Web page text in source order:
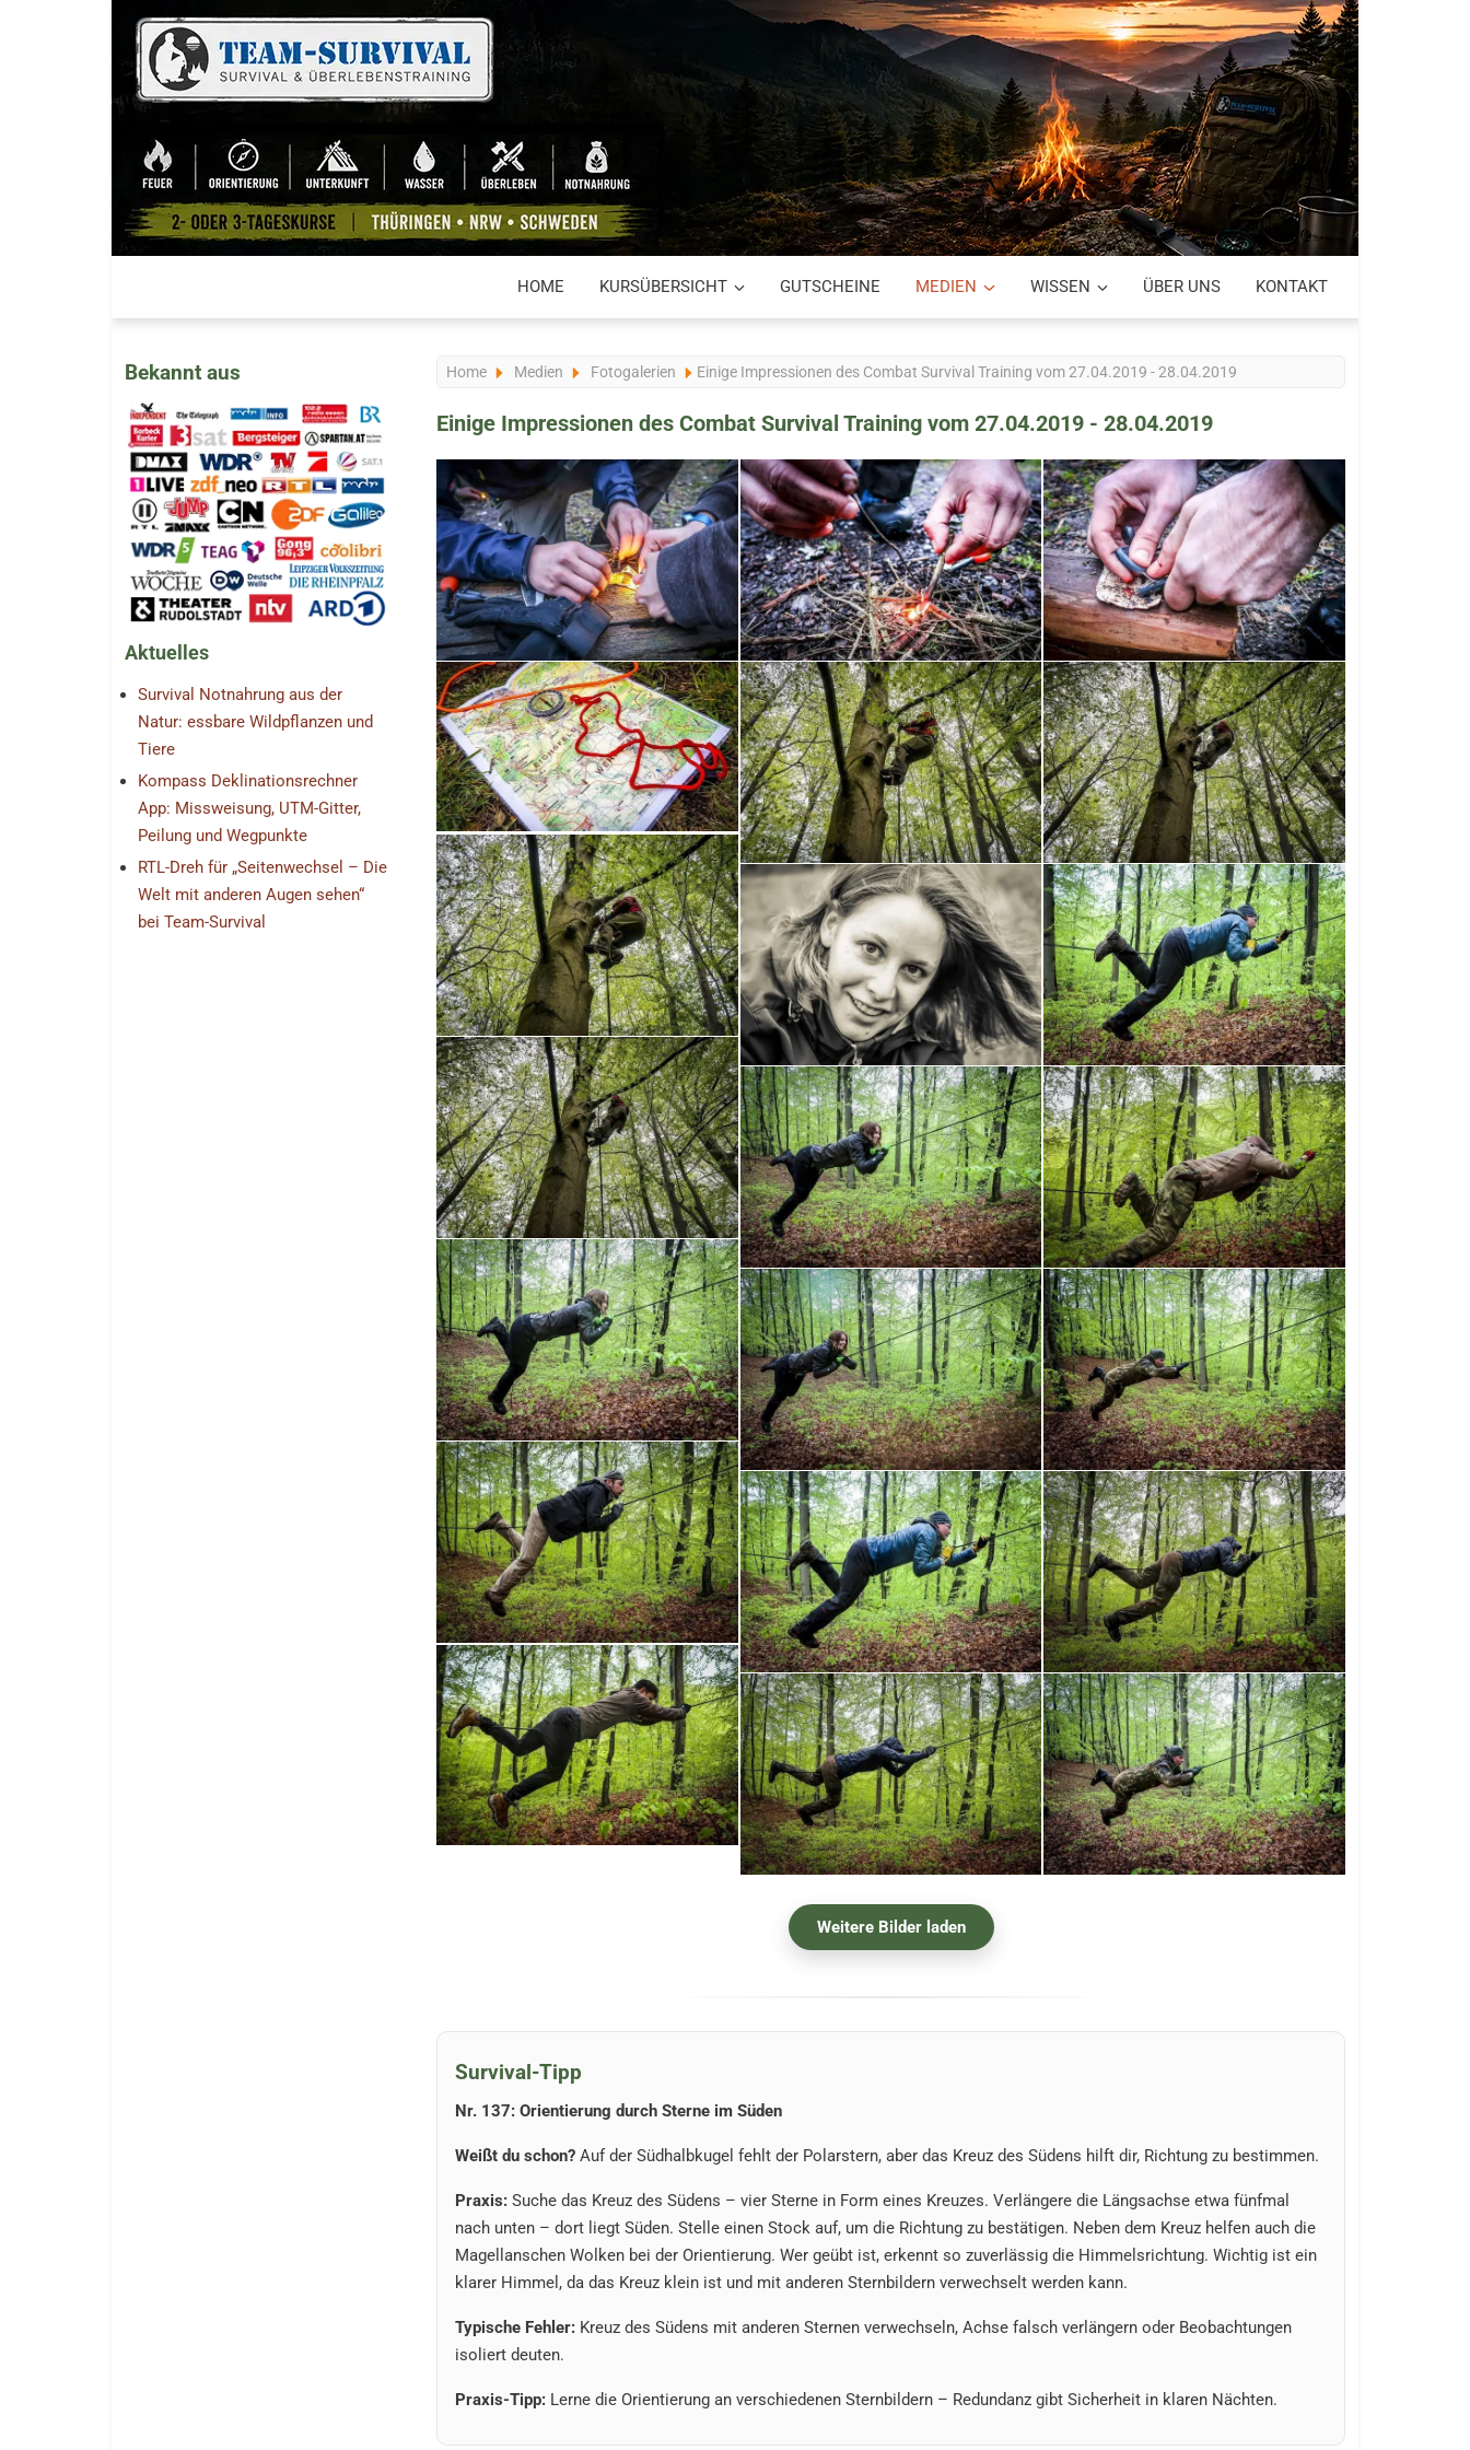
HOME KURSÜBERSICHT GUTSCHEINE MEDIEN WISSEN ÜBER UNS KONTAKT
Bekannt aus
Aktuelles
Survival Notnahrung aus der
Natur: essbare Wildpflanzen und
Tiere
Kompass Deklinationsrechner
App: Missweisung, UTM-Gitter,
Peilung und Wegpunkte
RTL-Dreh für „Seitenwechsel – Die
Welt mit anderen Augen sehen“
bei Team-Survival
Home Medien Fotogalerien Einige Impressionen des Combat Survival Training vom 27.04.2019 - 28.04.2019
Einige Impressionen des Combat Survival Training vom 27.04.2019 - 28.04.2019
Weitere Bilder laden
Survival-Tipp
Nr. 137: Orientierung durch Sterne im Süden
Weißt du schon? Auf der Südhalbkugel fehlt der Polarstern, aber das Kreuz des Südens hilft dir, Richtung zu bestimmen.
Praxis: Suche das Kreuz des Südens – vier Sterne in Form eines Kreuzes. Verlängere die Längsachse etwa fünfmal
nach unten – dort liegt Süden. Stelle einen Stock auf, um die Richtung zu bestätigen. Neben dem Kreuz helfen auch die
Magellanschen Wolken bei der Orientierung. Wer geübt ist, erkennt so zuverlässig die Himmelsrichtung. Wichtig ist ein
klarer Himmel, da das Kreuz klein ist und mit anderen Sternbildern verwechselt werden kann.
Typische Fehler: Kreuz des Südens mit anderen Sternen verwechseln, Achse falsch verlängern oder Beobachtungen
isoliert deuten.
Praxis-Tipp: Lerne die Orientierung an verschiedenen Sternbildern – Redundanz gibt Sicherheit in klaren Nächten.